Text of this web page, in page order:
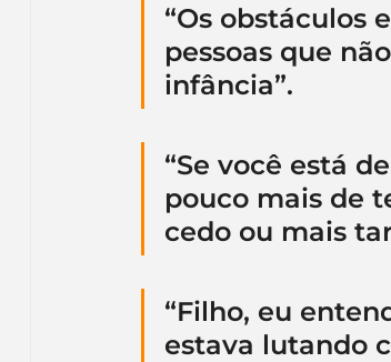
“Os obstáculos
pessoas que
infância”.
“Se você está
pouco mais de
cedo ou mais
“Filho, eu
estava lutando